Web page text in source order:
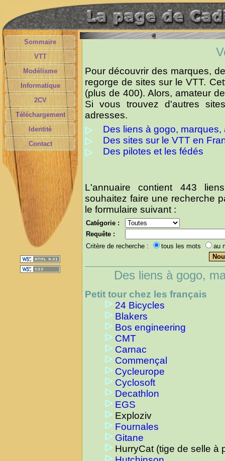
Sommaire
VTT
Modélisme
Informatique
2CV
Téléchargement
Identité
Contact
Pour découvrir des marques,
regorge de sites sur le VTT.
(plus de 400). Alors, amateur
Si vous trouvez d'autres
adresses.
Des liens à gogo, marques,
Des sites sur le VTT en
Des pilotes et les fédés
L'annuaire contient 443
souhaitez faire une recherche
le formulaire suivant :
Catégorie :
Requête :
Critère de recherche :
tous les mots au
Des liens à gogo,
Petit tour chez les français
24 Bicycles
Blakers
Bos engineering
CMT
Carnac
Commençal
Cycleurope
Cyclosoft
Decathlon
EGS
Exploziv
Fournales
Gitane
HurryCat (tige de selle à